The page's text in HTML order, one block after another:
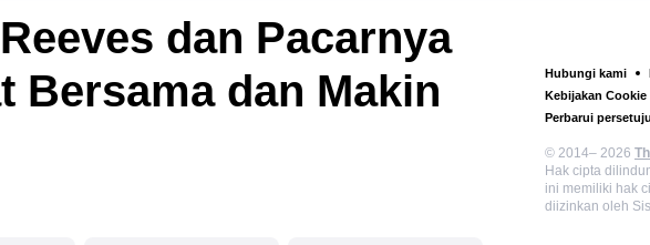
Hubungi kami
Kebijakan Cookie
Perbarui
© 2014– 2026
Hak cipta
ini memiliki hak
diizinkan oleh
dan Pacarnya
Bersama dan Makin